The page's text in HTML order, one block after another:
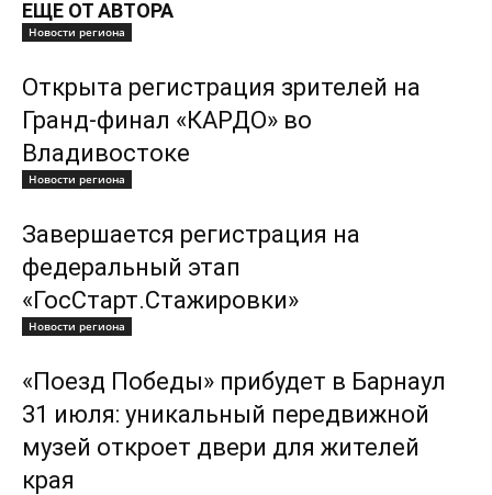
ЕЩЕ ОТ АВТОРА
Новости региона
Открыта регистрация зрителей на
Гранд-финал «КАРДО» во
Владивостоке
Новости региона
Завершается регистрация на
федеральный этап
«ГосСтарт.Стажировки»
Новости региона
«Поезд Победы» прибудет в Барнаул
31 июля: уникальный передвижной
музей откроет двери для жителей
края